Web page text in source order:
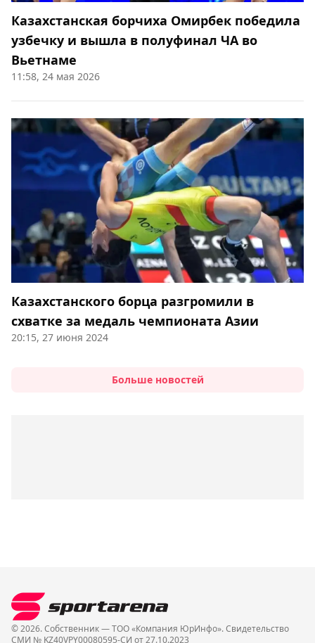
Казахстанская борчиха Омирбек победила
узбечку и вышла в полуфинал ЧА во
Вьетнаме
11:58, 24 мая 2026
Казахстанского борца разгромили в
схватке за медаль чемпионата Азии
20:15, 27 июня 2024
Больше новостей
© 2026. Собственник — ТОО «Компания ЮрИнфо». Cвидетельство
СМИ № KZ40VPY00080595-СИ от 27.10.2023